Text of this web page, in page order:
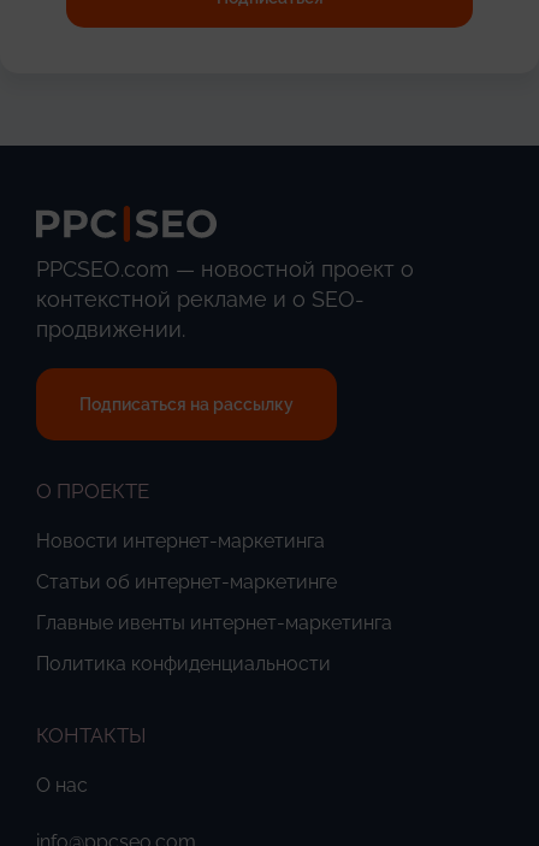
PPCSEO.com — новостной проект о
контекстной рекламе и о SEO-
продвижении.
Подписаться на рассылку
О ПРОЕКТЕ
Новости интернет-маркетинга
Статьи об интернет-маркетинге
Главные ивенты интернет-маркетинга
Политика конфиденциальности
КОНТАКТЫ
О нас